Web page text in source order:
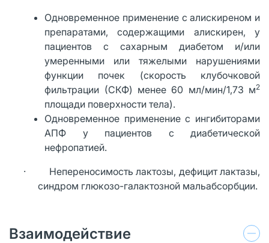
Одновременное применение с алискиреном и
препаратами, содержащими алискирен, у
пациентов с сахарным диабетом и/или
умеренными или тяжелыми нарушениями
функции почек (скорость клубочковой
фильтрации (СКФ) менее 60 мл/мин/1,73 м2
площади поверхности тела).
Одновременное применение с ингибиторами
АПФ у пациентов с диабетической
нефропатией.
· Непереносимость лактозы, дефицит лактазы,
синдром глюкозо-галактозной мальабсорбции.
Взаимодействие